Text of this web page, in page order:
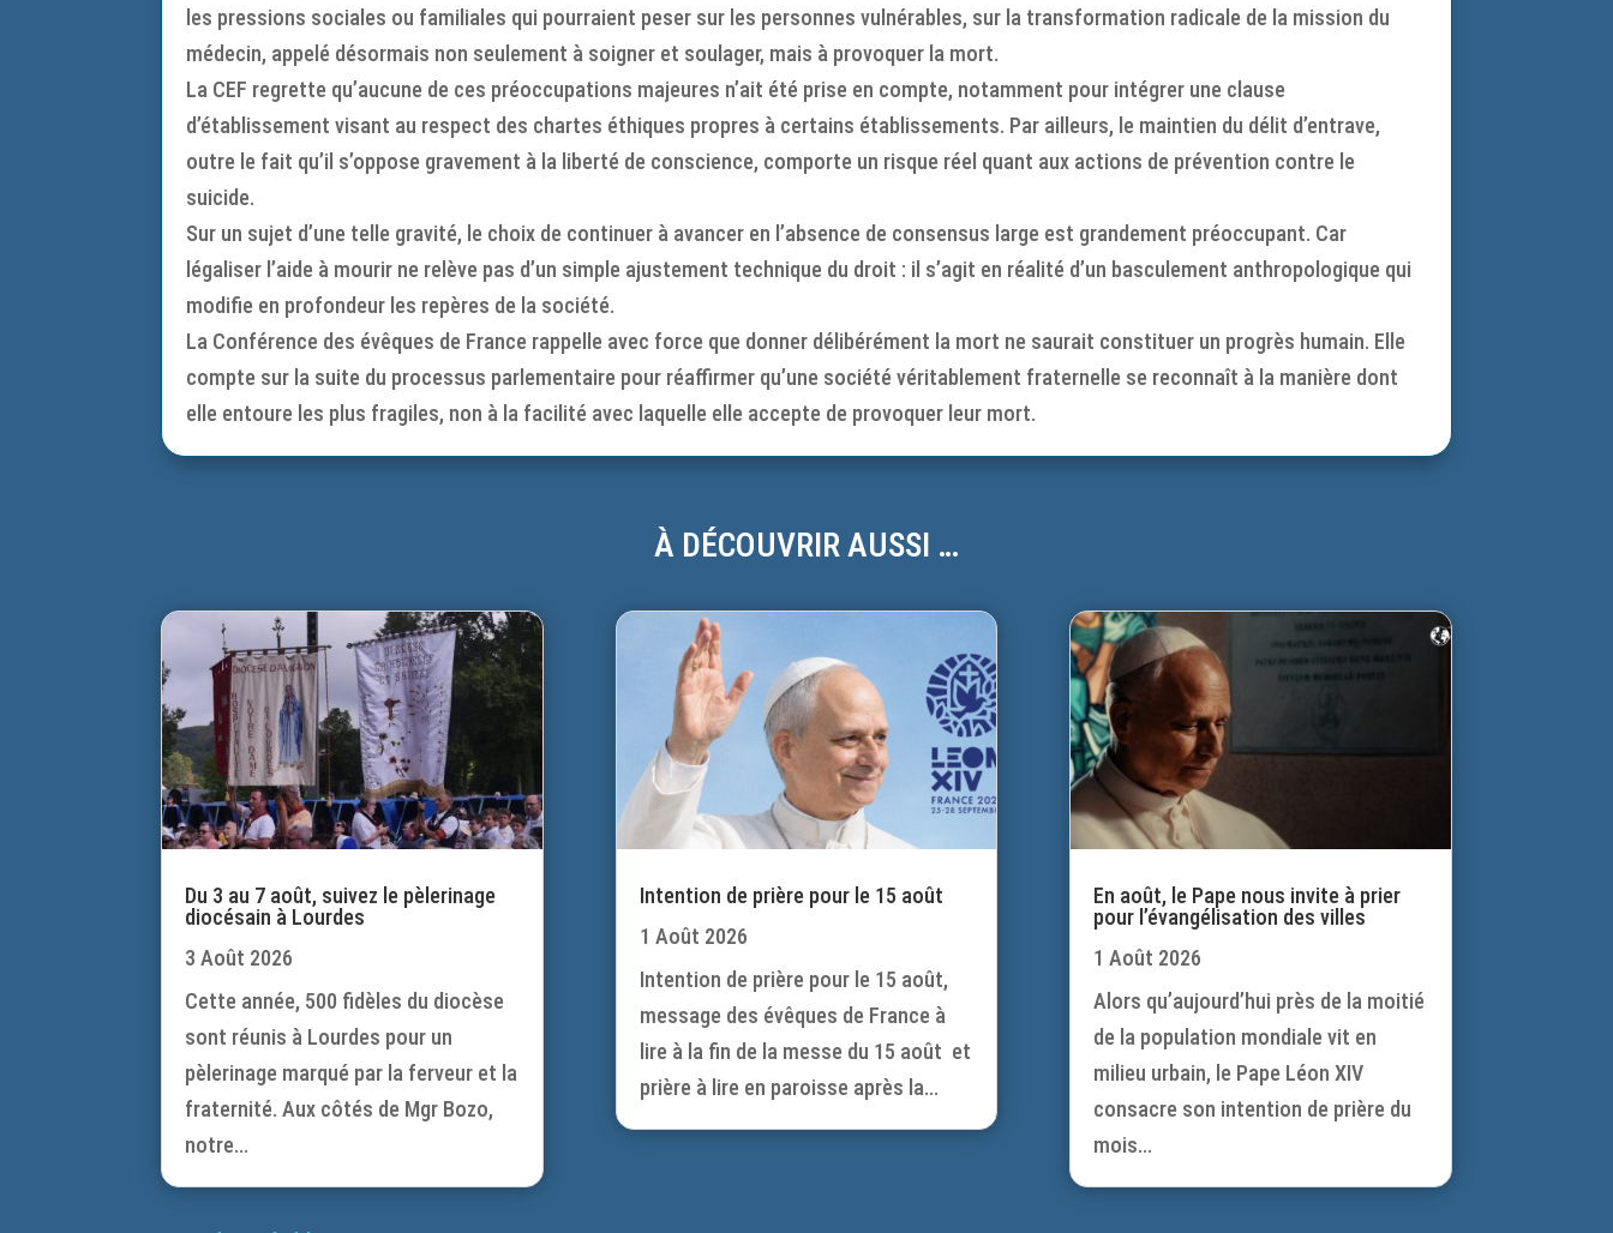
les pressions sociales ou familiales qui pourraient peser sur les personnes vulnérables, sur la transformation radicale de la mission du
médecin, appelé désormais non seulement à soigner et soulager, mais à provoquer la mort.
La CEF regrette qu’aucune de ces préoccupations majeures n’ait été prise en compte, notamment pour intégrer une clause
d’établissement visant au respect des chartes éthiques propres à certains établissements. Par ailleurs, le maintien du délit d’entrave,
outre le fait qu’il s’oppose gravement à la liberté de conscience, comporte un risque réel quant aux actions de prévention contre le
suicide.
Sur un sujet d’une telle gravité, le choix de continuer à avancer en l’absence de consensus large est grandement préoccupant. Car
légaliser l’aide à mourir ne relève pas d’un simple ajustement technique du droit : il s’agit en réalité d’un basculement anthropologique qui
modifie en profondeur les repères de la société.
La Conférence des évêques de France rappelle avec force que donner délibérément la mort ne saurait constituer un progrès humain. Elle
compte sur la suite du processus parlementaire pour réaffirmer qu’une société véritablement fraternelle se reconnaît à la manière dont
elle entoure les plus fragiles, non à la facilité avec laquelle elle accepte de provoquer leur mort.
À DÉCOUVRIR AUSSI …
Du 3 au 7 août, suivez le pèlerinage
diocésain à Lourdes
3 Août 2026
Cette année, 500 fidèles du diocèse
sont réunis à Lourdes pour un
pèlerinage marqué par la ferveur et la
fraternité. Aux côtés de Mgr Bozo,
notre...
Intention de prière pour le 15 août
1 Août 2026
Intention de prière pour le 15 août,
message des évêques de France à
lire à la fin de la messe du 15 août et
prière à lire en paroisse après la...
En août, le Pape nous invite à prier
pour l’évangélisation des villes
1 Août 2026
Alors qu’aujourd’hui près de la moitié
de la population mondiale vit en
milieu urbain, le Pape Léon XIV
consacre son intention de prière du
mois...